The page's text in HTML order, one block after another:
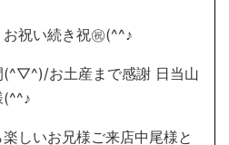
祝い続き祝㊗(^^♪
(^▽^)/お土産まで感謝 日当山
しいお兄様ご来店中尾様と